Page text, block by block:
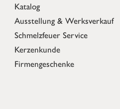
Katalog
Ausstellung & Werksverkauf
Schmelzfeuer Service
Kerzenkunde
Firmengeschenke